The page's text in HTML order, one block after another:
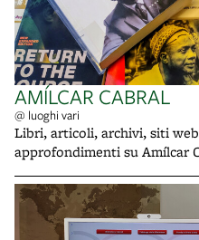
AMÍLCAR CABRAL
@ luoghi vari
Libri, articoli, archivi, siti
approfondimenti su Amílcar